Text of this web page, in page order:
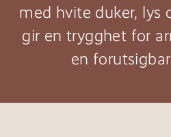
med hvite duker, lys
gir en trygghet for
en